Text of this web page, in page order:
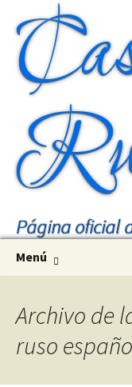
Página oficial
Menú
Archivo de
ruso